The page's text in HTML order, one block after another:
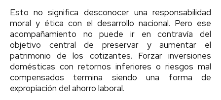
Esto no significa desconocer una responsabilidad
moral y ética con el desarrollo nacional. Pero ese
acompañamiento no puede ir en contravía del
objetivo central de preservar y aumentar el
patrimonio de los cotizantes. Forzar inversiones
domésticas con retornos inferiores o riesgos mal
compensados termina siendo una forma de
expropiación del ahorro laboral.